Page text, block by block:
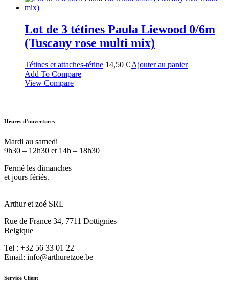
Lot de 3 tétines Paula Liewood 0/6m
(Tuscany rose multi mix)
Tétines et attaches-tétine 14,50 € Ajouter au panier
Add To Compare
View Compare
Heures d’ouvertures
Mardi au samedi
9h30 – 12h30 et 14h – 18h30
Fermé les dimanches
et jours fériés.
Arthur et zoé SRL
Rue de France 34, 7711 Dottignies
Belgique
Tel : +32 56 33 01 22
Email: info@arthuretzoe.be
Service Client